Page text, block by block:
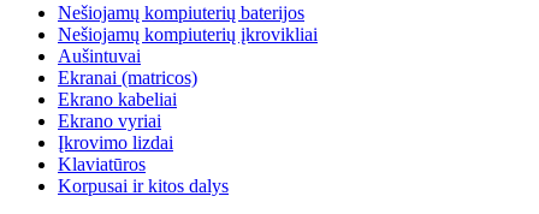
Nešiojamų kompiuterių baterijos
Nešiojamų kompiuterių įkrovikliai
Aušintuvai
Ekranai (matricos)
Ekrano kabeliai
Ekrano vyriai
Įkrovimo lizdai
Klaviatūros
Korpusai ir kitos dalys